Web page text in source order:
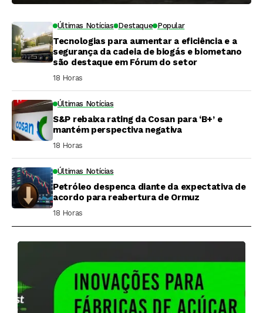
Últimas Notícias Destaque Popular
Tecnologias para aumentar a eficiência e a
segurança da cadeia de biogás e biometano
são destaque em Fórum do setor
18 Horas ⁮
Últimas Notícias
S&P rebaixa rating da Cosan para ‘B+’ e
mantém perspectiva negativa
18 Horas ⁮
Últimas Notícias
Petróleo despenca diante da expectativa de
acordo para reabertura de Ormuz
18 Horas ⁮